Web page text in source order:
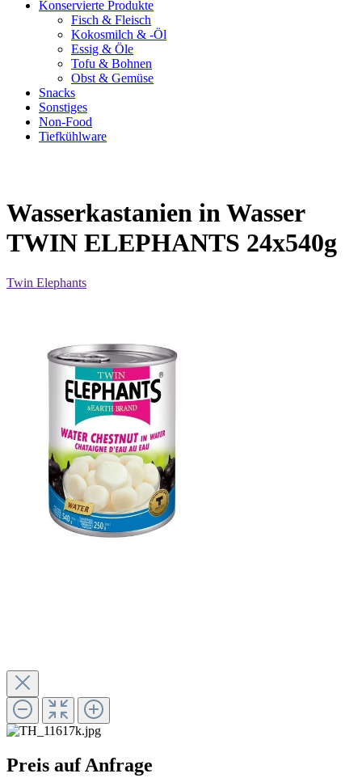
Konservierte Produkte
Fisch & Fleisch
Kokosmilch & -Öl
Essig & Öle
Tofu & Bohnen
Obst & Gemüse
Snacks
Sonstiges
Non-Food
Tiefkühlware
Wasserkastanien in Wasser
TWIN ELEPHANTS 24x540g
Twin Elephants
Preis auf Anfrage